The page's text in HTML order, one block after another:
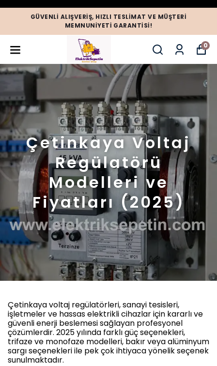
GÜVENLI ALIŞVERIŞ, HIZLI TESLIMAT VE MÜŞTERI
MEMNUNIYETI GARANTISI!
0
Çetinkaya Voltaj
Regülatörü
Modelleri ve
Fiyatları (2025)
Çetinkaya voltaj regülatörleri, sanayi tesisleri,
işletmeler ve hassas elektrikli cihazlar için kararlı ve
güvenli enerji beslemesi sağlayan profesyonel
çözümlerdir. 2025 yılında farklı güç seçenekleri,
trifaze ve monofaze modelleri, bakır veya alüminyum
sargı seçenekleri ile pek çok ihtiyaca yönelik seçenek
sunulmaktadır.